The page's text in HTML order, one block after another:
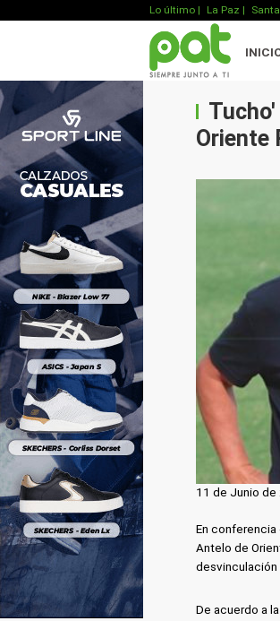
Lo último | La Paz |
Oriente
11 de Junio
En
Antelo de
desvinculación
De acuerdo a